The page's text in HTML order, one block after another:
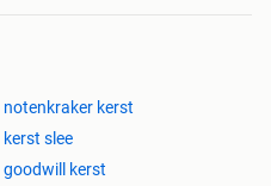
notenkraker kerst
kerst slee
goodwill kerst